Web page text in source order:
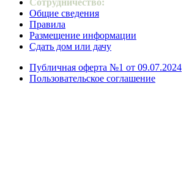
Сотрудничество:
Общие сведения
Правила
Размещение информации
Сдать дом или дачу
Публичная оферта №1 от 09.07.2024
Пользовательское соглашение